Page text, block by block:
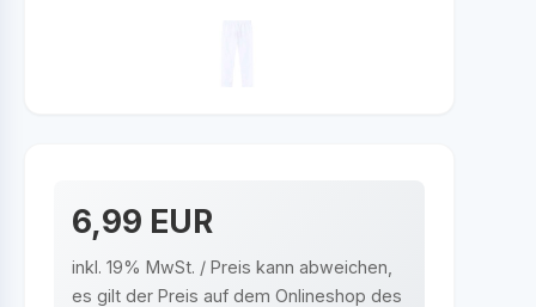
6,99 EUR
inkl. 19% MwSt. / Preis kann abweichen,
es gilt der Preis auf dem Onlineshop des